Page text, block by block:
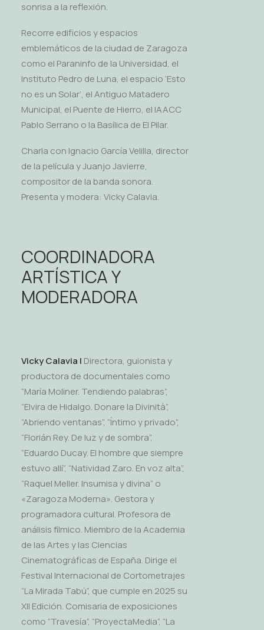
sonrisa a la reflexión.
Recorre edificios y espacios
emblemáticos de la ciudad de Zaragoza
como el Paraninfo de la Universidad, el
Instituto Pedro de Luna, el espacio ‘Esto
no es un Solar’, el Antiguo Matadero
Municipal, el Puente de Hierro, el IAACC
Pablo Serrano o la Basílica de El Pilar.
Charla con Ignacio García Velilla, director
de la película y Juanjo Javierre,
compositor de la banda sonora.
Presenta y modera: Vicky Calavia.
COORDINADORA
ARTÍSTICA Y
MODERADORA
Vicky Calavia | Directora, guionista y
productora de documentales como
“María Moliner. Tendiendo palabras”,
“Elvira de Hidalgo. Donare la Divinità”,
“Abriendo ventanas”, “Íntimo y privado”,
“Florián Rey. De luz y de sombra”,
“Eduardo Ducay. El hombre que siempre
estuvo allí”, “Natividad Zaro. En voz alta”,
“Raquel Meller. Insumisa y divina” o
«Zaragoza Moderna». Gestora y
programadora cultural. Profesora de
análisis fílmico. Miembro de la Academia
de las Artes y las Ciencias
Cinematográficas de España. Dirige el
Festival Internacional de Cortometrajes
“La Mirada Tabú”, que cumple en 2025 su
XII Edición. Comisaria de exposiciones
como “Travesía”, “ProyectaMedia”, “La